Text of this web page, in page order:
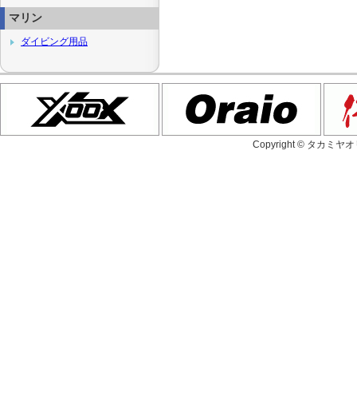
マリン
ダイビング用品
Copyright © タカミヤ